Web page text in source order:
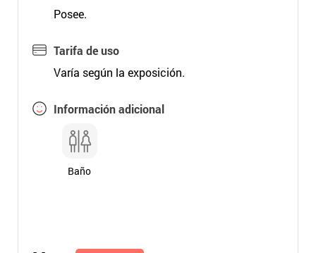
Posee.
Tarifa de uso
Varía según la exposición.
Información adicional
Baño